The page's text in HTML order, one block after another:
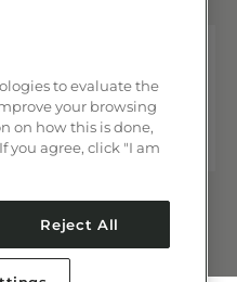
to evaluate the
your browsing
on how this is done,
you agree, click "I am
Reject All